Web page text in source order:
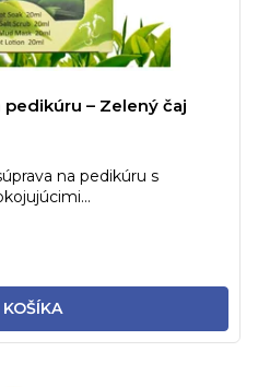
– Zelený čaj
na pedikúru s